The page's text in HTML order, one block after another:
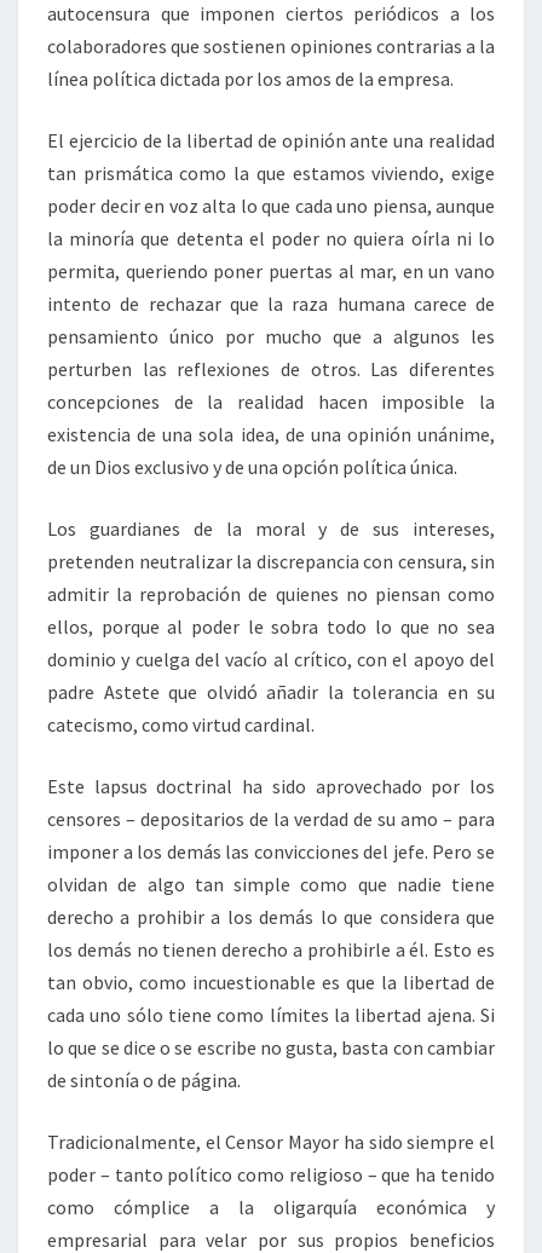
autocensura que imponen ciertos periódicos a los
colaboradores que sostienen opiniones contrarias a la
línea política dictada por los amos de la empresa.
El ejercicio de la libertad de opinión ante una realidad
tan prismática como la que estamos viviendo, exige
poder decir en voz alta lo que cada uno piensa, aunque
la minoría que detenta el poder no quiera oírla ni lo
permita, queriendo poner puertas al mar, en un vano
intento de rechazar que la raza humana carece de
pensamiento único por mucho que a algunos les
perturben las reflexiones de otros. Las diferentes
concepciones de la realidad hacen imposible la
existencia de una sola idea, de una opinión unánime,
de un Dios exclusivo y de una opción política única.
Los guardianes de la moral y de sus intereses,
pretenden neutralizar la discrepancia con censura, sin
admitir la reprobación de quienes no piensan como
ellos, porque al poder le sobra todo lo que no sea
dominio y cuelga del vacío al crítico, con el apoyo del
padre Astete que olvidó añadir la tolerancia en su
catecismo, como virtud cardinal.
Este lapsus doctrinal ha sido aprovechado por los
censores – depositarios de la verdad de su amo – para
imponer a los demás las convicciones del jefe. Pero se
olvidan de algo tan simple como que nadie tiene
derecho a prohibir a los demás lo que considera que
los demás no tienen derecho a prohibirle a él. Esto es
tan obvio, como incuestionable es que la libertad de
cada uno sólo tiene como límites la libertad ajena. Si
lo que se dice o se escribe no gusta, basta con cambiar
de sintonía o de página.
Tradicionalmente, el Censor Mayor ha sido siempre el
poder – tanto político como religioso – que ha tenido
como cómplice a la oligarquía económica y
empresarial para velar por sus propios beneficios